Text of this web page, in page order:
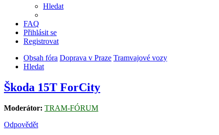
Hledat
FAQ
Přihlásit se
Registrovat
Obsah fóra Doprava v Praze Tramvajové vozy
Hledat
Škoda 15T ForCity
Moderátor: TRAM-FÓRUM
Odpovědět